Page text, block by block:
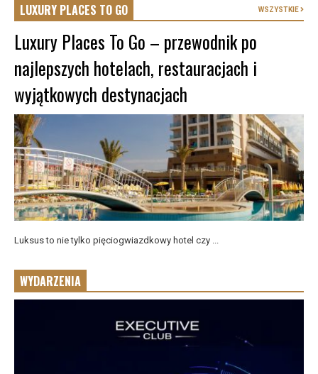
LUXURY PLACES TO GO WSZYSTKIE
Luxury Places To Go – przewodnik po
najlepszych hotelach, restauracjach i
wyjątkowych destynacjach
Luksus to nie tylko pięciogwiazdkowy hotel czy ...
WYDARZENIA